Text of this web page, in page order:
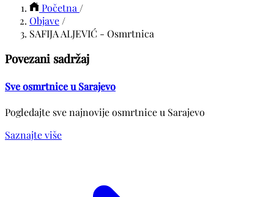
Početna /
Objave /
SAFIJA ALJEVIĆ - Osmrtnica
Povezani sadržaj
Sve osmrtnice u Sarajevo
Pogledajte sve najnovije osmrtnice u Sarajevo
Saznajte više